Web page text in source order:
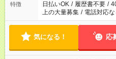
特徴 日払いOK / 履歴書不要 /
上の大量募集 / 電話対応な
気になる！ 応